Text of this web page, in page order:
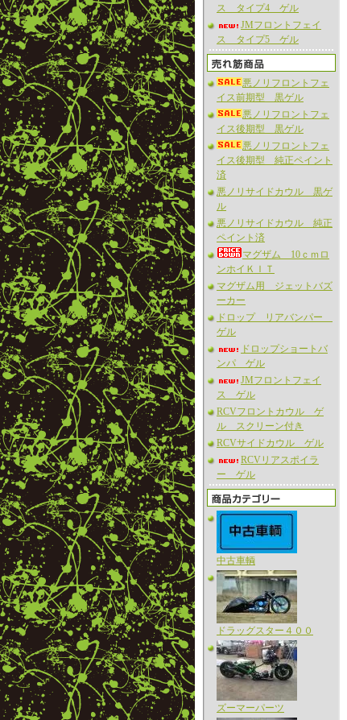
ス タイプ4 ゲル
JMフロントフェイ
ス タイプ5 ゲル
悪ノリフロントフェ
イス前期型 黒ゲル
悪ノリフロントフェ
イス後期型 黒ゲル
悪ノリフロントフェ
イス後期型 純正ペイント
済
悪ノリサイドカウル 黒ゲ
ル
悪ノリサイドカウル 純正
ペイント済
マグザム 10ｃｍロ
ンホイＫＩＴ
マグザム用 ジェットバズ
ーカー
ドロップ リアバンパー
ゲル
ドロップショートバ
ンパ ゲル
JMフロントフェイ
ス ゲル
RCVフロントカウル ゲ
ル スクリーン付き
RCVサイドカウル ゲル
RCVリアスポイラ
ー ゲル
中古車輌
ドラッグスター４００
ズーマーパーツ